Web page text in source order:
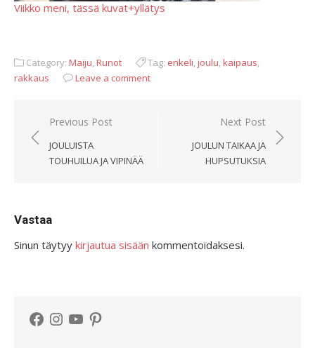
Viikko meni, tässä kuvat+yllätys
Category: Maiju,Runot Tag: enkeli,joulu,kaipaus,
rakkaus
Leave a comment
Artikkelien
selaus
Previous Post
JOULUISTA
TOUHUILUA JA VIPINÄÄ
Next Post
JOULUN TAIKAA JA
HUPSUTUKSIA
Vastaa
Sinun täytyy kirjautua sisään kommentoidaksesi.
Facebook
Instagram
YouTubePinterest